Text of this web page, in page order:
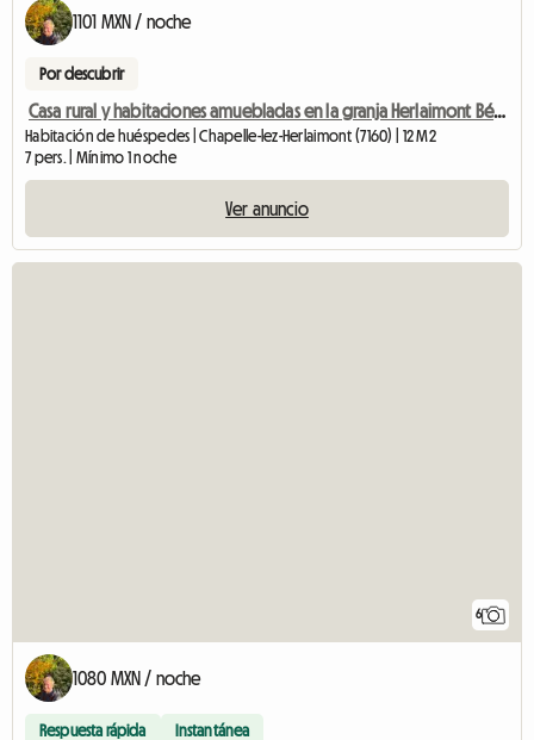
1101 MXN / noche
Por descubrir
Casa rural y habitaciones amuebladas en la granja Herlaimont Bélgica
Habitación de huéspedes | Chapelle-lez-Herlaimont (7160) | 12 M2
7 pers. | Mínimo 1 noche
Ver anuncio
6
1080 MXN / noche
Respuesta rápida Instantánea